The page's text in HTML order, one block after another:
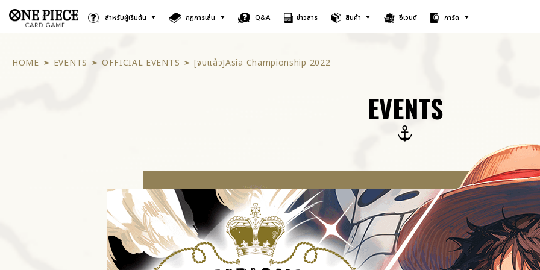
สำหรับผู้เริ่มต้น กฎการเล่น Q&A ข่าวสาร สินค้า อีเวนต์ การ์ด
HOME EVENTS OFFICIAL EVENTS [จบแล้ว]Asia Championship 2022
EVENTS